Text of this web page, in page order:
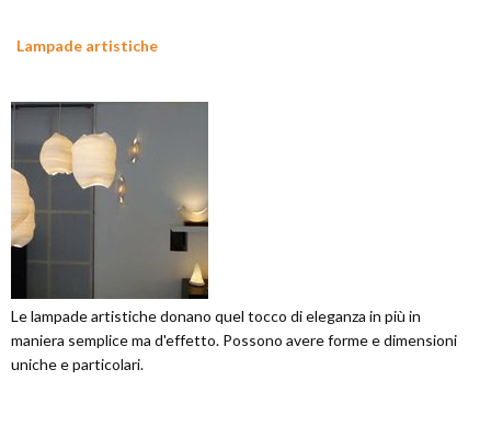
Lampade artistiche
Le lampade artistiche donano quel tocco di eleganza in più in
maniera semplice ma d'effetto. Possono avere forme e dimensioni
uniche e particolari.